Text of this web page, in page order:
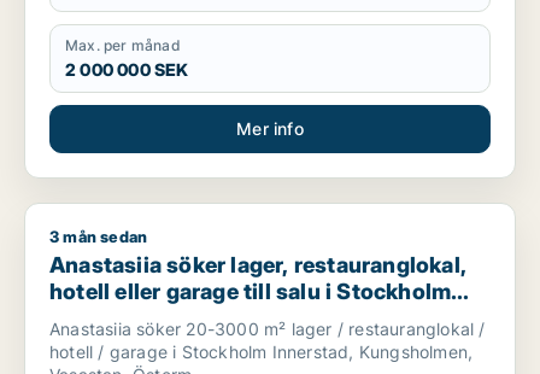
Max. per månad
2 000 000 SEK
Mer info
Anastasiia söker lager, restauranglokal, hotell eller garage
3 mån sedan
Anastasiia söker lager, restauranglokal,
hotell eller garage till salu i Stockholm
Innerstad, Kungsholmen eller Vasastan
m.fl.
Anastasiia söker 20-3000 m² lager / restauranglokal /
hotell / garage i Stockholm Innerstad, Kungsholmen,